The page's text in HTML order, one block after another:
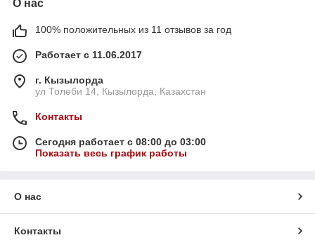
О нас
100% положительных из 11 отзывов за год
Работает с 11.06.2017
г. Кызылорда
ул Толеби 14, Кызылорда, Казахстан
Контакты
Сегодня работает с 08:00 до 03:00
Показать весь график работы
О нас
Контакты